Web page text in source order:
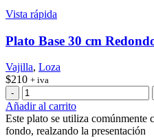
Vista rápida
Plato Base 30 cm
Vajilla, Loza
$210 + iva
Plato
Base
30
cm
Añadir al carrito
Este plato se utiliza comúnmente
fondo, realzando la presentación